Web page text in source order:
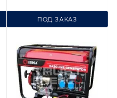
ПОД ЗАКАЗ